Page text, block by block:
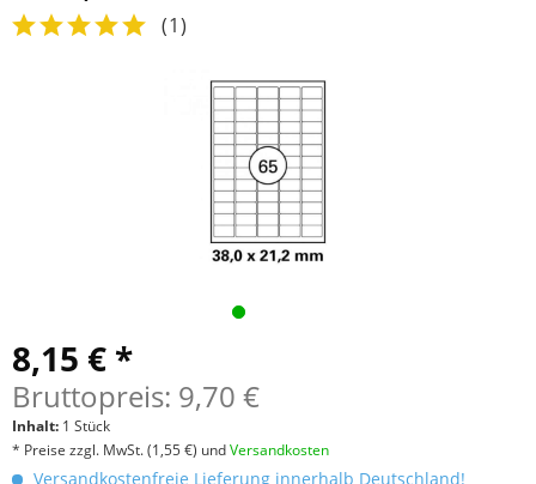
(1)
8,15 € *
Bruttopreis: 9,70 €
Inhalt: 1 Stück
* Preise zzgl. MwSt.(1,55 €) undVersandkosten
Versandkostenfreie Lieferung innerhalb Deutschland!